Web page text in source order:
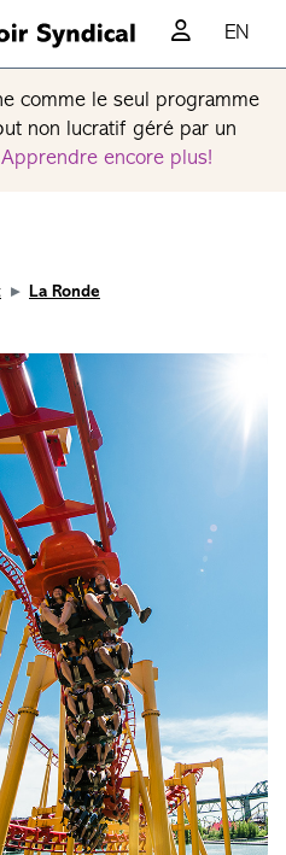
EN
comme le seul programme
non lucratif géré par un
Apprendre encore plus!
La Ronde